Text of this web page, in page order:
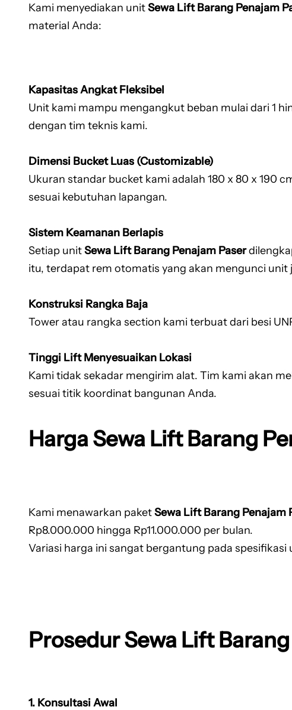
Kami menyediakan unitSewa Lift Barang Penajam
material Anda:
Kapasitas Angkat Fleksibel
Unit kami mampu mengangkut beban mulai dari 1
dengan tim teknis kami.
Dimensi Bucket Luas (Customizable)
Ukuran standar bucket kami adalah 180 x 80 x 190
sesuai kebutuhan lapangan.
Sistem Keamanan Berlapis
Setiap unitSewa Lift Barang Penajam Paser
itu, terdapat rem otomatis yang akan mengunci unit
Konstruksi Rangka Baja
Tower atau rangka section kami terbuat dari besi
Tinggi Lift Menyesuaikan Lokasi
Kami tidak sekadar mengirim alat. Tim kami akan
sesuai titik koordinat bangunan Anda.
Harga Sewa Lift Barang
Kami menawarkan paketSewa Lift Barang Penajam
Rp8.000.000 hingga Rp11.000.000 per bulan.
Variasi harga ini sangat bergantung pada
Prosedur Sewa Lift
1. Konsultasi Awal